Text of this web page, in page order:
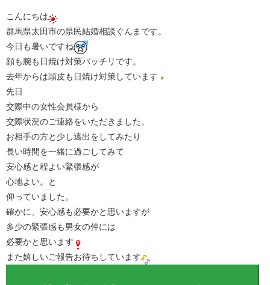
こんにちは
群馬県太田市の県民結婚相談ぐんまです。
今日も暑いですね
顔も腕も日焼け対策バッチリです。
去年からは頭皮も日焼け対策しています
先日
交際中の女性会員様から
交際状況のご連絡をいただきました。
お相手の方と少し遠出をしてみたり
長い時間を一緒に過ごしてみて
安心感と程よい緊張感が
心地よい。と
仰っていました。
確かに、安心感も必要かと思いますが
多少の緊張感も男女の仲には
必要かと思います
また嬉しいご報告お待ちしています